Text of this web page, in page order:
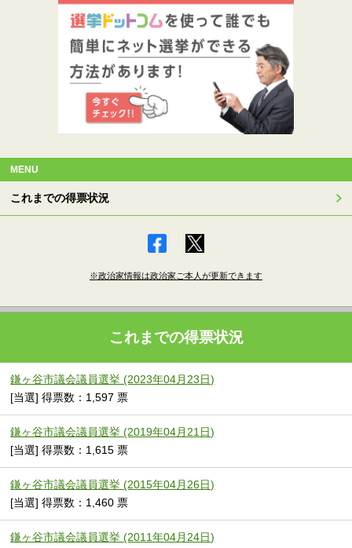
MENU
これまでの得票状況
※政治家情報は政治家ご本人が更新できます
これまでの得票状況
鎌ヶ谷市議会議員選挙 (2023年04月23日)
[当選] 得票数：1,597 票
鎌ヶ谷市議会議員選挙 (2019年04月21日)
[当選] 得票数：1,615 票
鎌ヶ谷市議会議員選挙 (2015年04月26日)
[当選] 得票数：1,460 票
鎌ヶ谷市議会議員選挙 (2011年04月24日)